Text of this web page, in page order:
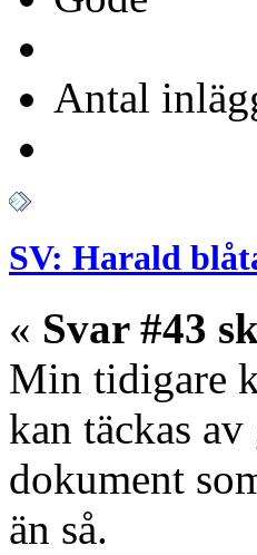
Antal
SV: Harald
« Svar #43
Min tidigare
kan täckas
dokument
än så.